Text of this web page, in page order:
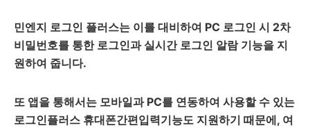
민엔지 로그인 플러스는 이를 대비하여 PC 로그인 시 2차
비밀번호를 통한 로그인과 실시간 로그인 알람 기능을 지
원하여 줍니다.
또 앱을 통해서는 모바일과 PC를 연동하여 사용할 수 있는
로그인플러스 휴대폰간편입력기능도 지원하기 때문에, 여